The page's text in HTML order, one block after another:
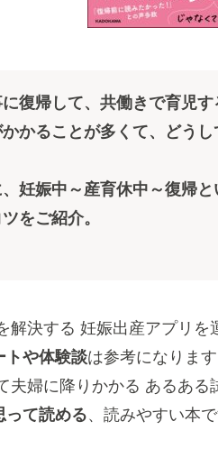
復帰して、共働きで育児す
かることが多くて、どう
妊娠中～産育休中～復帰
をご紹介。
解決する 妊娠出産アプリを
トや体験談は参考になりま
夫婦に降りかかる あるある
って読める、読みやすい本で